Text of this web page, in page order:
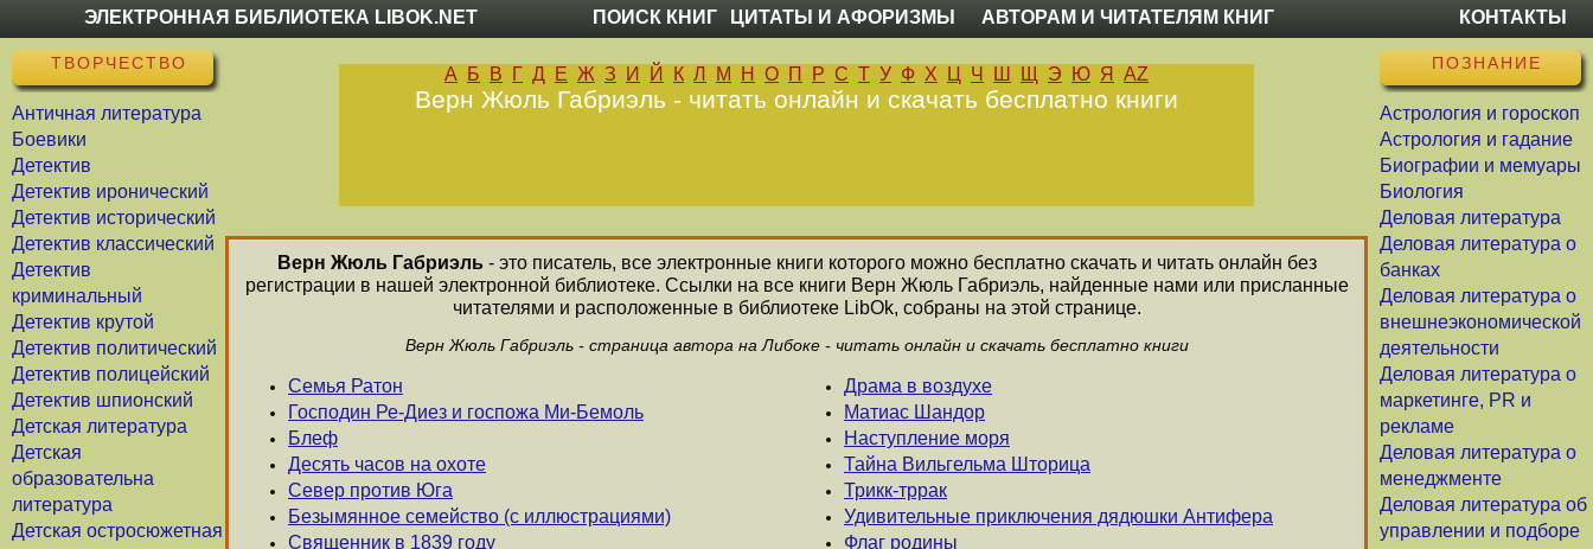
ЭЛЕКТРОННАЯ БИБЛИОТЕКА LIBOK.NET ПОИСК КНИГ ЦИТАТЫ И АФОРИЗМЫ АВТОРАМ И ЧИТАТЕЛЯМ КНИГ КОНТАКТЫ
ТВОРЧЕСТВО
Античная литература
Боевики
Детектив
Детектив иронический
Детектив исторический
Детектив классический
Детектив
криминальный
Детектив крутой
Детектив политический
Детектив полицейский
Детектив шпионский
Детская литература
Детская
образовательна
литература
Детская остросюжетная
ПОЗНАНИЕ
Астрология и гороскоп
Астрология и гадание
Биографии и мемуары
Биология
Деловая литература
Деловая литература о
банках
Деловая литература о
внешнеэкономической
деятельности
Деловая литература о
маркетинге, PR и
рекламе
Деловая литература о
менеджменте
Деловая литература об
управлении и подборе
А Б В Г Д Е Ж З И Й К Л М Н О П Р С Т У Ф Х Ц Ч Ш Щ Э Ю Я AZ
Верн Жюль Габриэль - читать онлайн и скачать бесплатно книги
Верн Жюль Габриэль- это писатель, все электронные книги которого можно бесплатно скачать и читать онлайн без
регистрации в нашей электронной библиотеке. Ссылки на все книги Верн Жюль Габриэль, найденные нами или присланные
читателями и расположенные в библиотеке LibOk, собраны на этой странице.
Верн Жюль Габриэль - страница автора на Либоке - читать онлайн и скачать бесплатно книги
Cемья Ратон
Господин Ре-Диез и госпожа Ми-Бемоль
Блеф
Десять часов на охоте
Север против Юга
Безымянное семейство (с иллюстрациями)
Священник в 1839 году
Драма в воздухе
Матиас Шандор
Наступление моря
Тайна Вильгельма Шторица
Трикк-тррак
Удивительные приключения дядюшки Антифера
Флаг родины